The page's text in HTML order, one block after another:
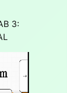
3: